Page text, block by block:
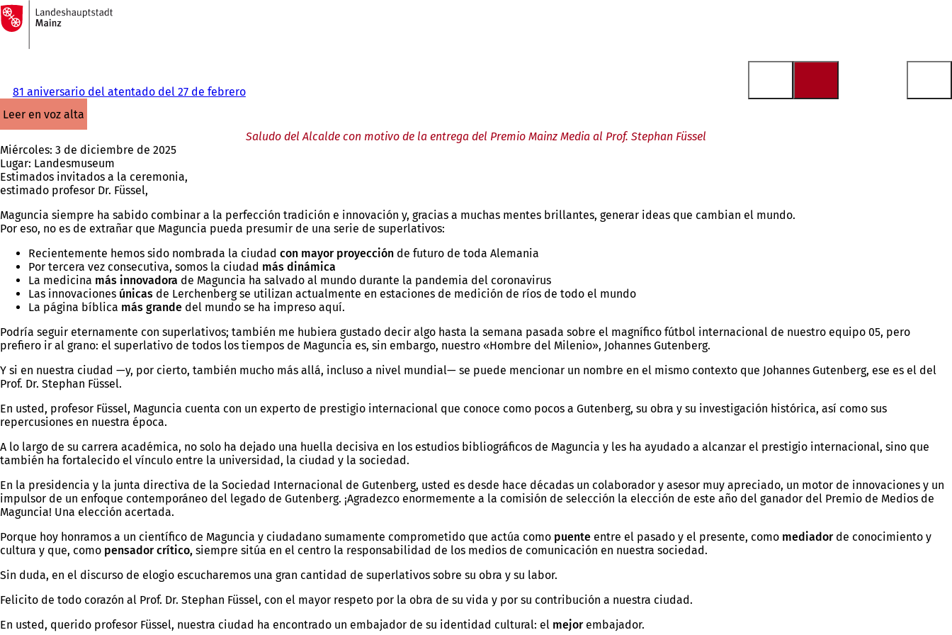
Saltar al contenido
A
la
página
81 aniversario del atentado del 27 de febrero
leer en voz alta
Saludo del Alcalde con motivo de la entrega del Premio Mainz Media al Prof. Stephan Füssel
Miércoles: 3 de diciembre de 2025
Lugar: Landesmuseum
Estimados invitados a la ceremonia,
estimado profesor Dr. Füssel,
Maguncia siempre ha sabido combinar a la perfección tradición e innovación y, gracias a muchas mentes brillantes, generar ideas que cambian el mundo.
Por eso, no es de extrañar que Maguncia pueda presumir de una serie de superlativos:
Recientemente hemos sido nombrada la ciudad con mayor proyección de futuro de toda Alemania
Por tercera vez consecutiva, somos la ciudad más dinámica
La medicina más innovadora de Maguncia ha salvado al mundo durante la pandemia del coronavirus
Las innovaciones únicas de Lerchenberg se utilizan actualmente en estaciones de medición de ríos de todo el mundo
La página bíblica más grande del mundo se ha impreso aquí.
Podría seguir eternamente con superlativos; también me hubiera gustado decir algo hasta la semana pasada sobre el magnífico fútbol internacional de nuestro equipo 05, pero
prefiero ir al grano: el superlativo de todos los tiempos de Maguncia es, sin embargo, nuestro «Hombre del Milenio», Johannes Gutenberg.
Y si en nuestra ciudad —y, por cierto, también mucho más allá, incluso a nivel mundial— se puede mencionar un nombre en el mismo contexto que Johannes Gutenberg, ese es el del
Prof. Dr. Stephan Füssel.
En usted, profesor Füssel, Maguncia cuenta con un experto de prestigio internacional que conoce como pocos a Gutenberg, su obra y su investigación histórica, así como sus
repercusiones en nuestra época.
A lo largo de su carrera académica, no solo ha dejado una huella decisiva en los estudios bibliográficos de Maguncia y les ha ayudado a alcanzar el prestigio internacional, sino que
también ha fortalecido el vínculo entre la universidad, la ciudad y la sociedad.
En la presidencia y la junta directiva de la Sociedad Internacional de Gutenberg, usted es desde hace décadas un colaborador y asesor muy apreciado, un motor de innovaciones y un
impulsor de un enfoque contemporáneo del legado de Gutenberg. ¡Agradezco enormemente a la comisión de selección la elección de este año del ganador del Premio de Medios de
Maguncia! Una elección acertada.
Porque hoy honramos a un científico de Maguncia y ciudadano sumamente comprometido que actúa como puente entre el pasado y el presente, como mediadorde conocimiento y
cultura y que, como pensador crítico, siempre sitúa en el centro la responsabilidad de los medios de comunicación en nuestra sociedad.
Sin duda, en el discurso de elogio escucharemos una gran cantidad de superlativos sobre su obra y su labor.
Felicito de todo corazón al Prof. Dr. Stephan Füssel, con el mayor respeto por la obra de su vida y por su contribución a nuestra ciudad.
En usted, querido profesor Füssel, nuestra ciudad ha encontrado un embajador de su identidad cultural: el mejorembajador.